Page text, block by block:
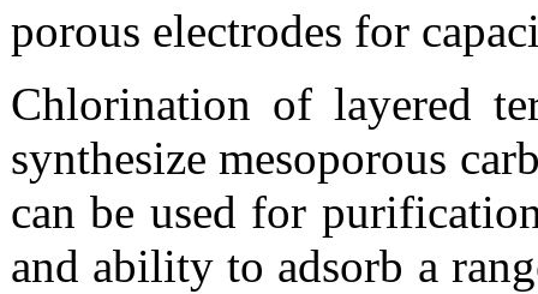
porous electrodes for
Chlorination of layered
synthesize mesoporous
can be used for
and ability to adsorb a